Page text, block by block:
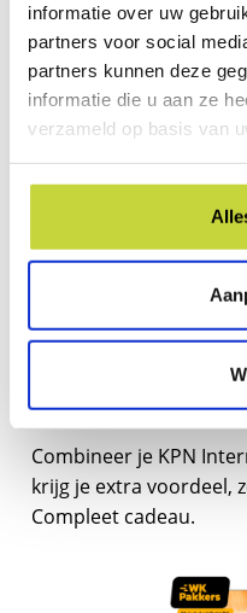
informatie over uw
partners voor social
partners kunnen deze
informatie die u aan ze
verzameld op basis van
MetKPN TV+kijk je
inclusief ESPN 1.
aanpasbaar of
vastzit.
Profiteer nu van deze
2-jarig contract:
Ambilight TV
1-jarig contract:
Internet (en TV)
Combineer je KPN
krijg je extra voordeel,
Compleet cadeau.